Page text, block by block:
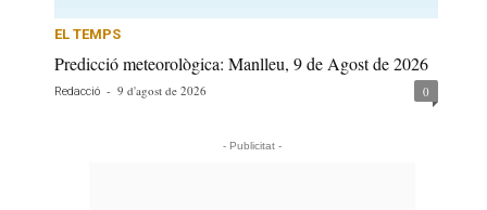
EL TEMPS
Predicció meteorològica: Manlleu, 9 de Agost de 2026
Redacció - 9 d'agost de 2026 0
- Publicitat -